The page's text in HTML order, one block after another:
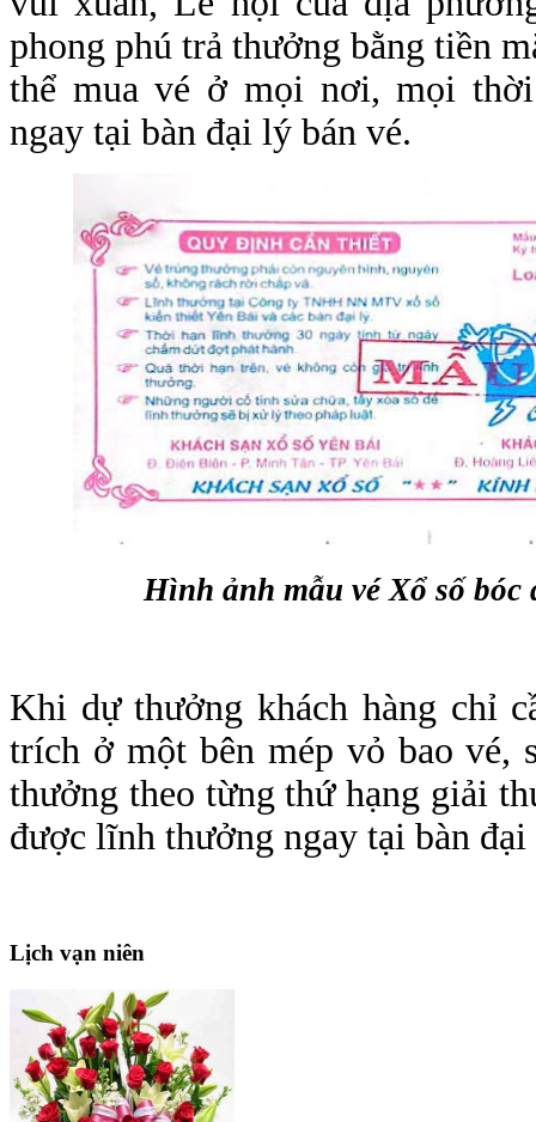
phong phú trả thưởng bằng tiền
thể mua vé ở mọi nơi, mọi
ngay tại bàn đại lý bán vé.
Hình ảnh mẫu vé Xổ số bóc
Khi dự thưởng khách hàng chỉ
trích ở một bên mép vỏ bao vé,
thưởng theo từng thứ hạng giải
được lĩnh thưởng ngay tại bàn
Lịch vạn niên